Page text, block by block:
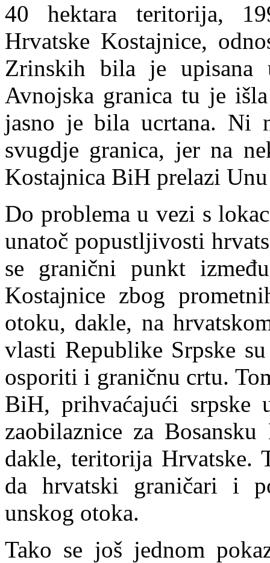
40 hektara teritorija,
Hrvatske Kostajnice,
Zrinskih bila je upisana
Avnojska granica tu je
jasno je bila ucrtana. Ni
svugdje granica, jer na
Kostajnica BiH prelazi
Do problema u vezi s
unatoč popustljivosti
se granični punkt
Kostajnice zbog
otoku, dakle, na
vlasti Republike Srpske
osporiti i graničnu crtu.
BiH, prihvaćajući
zaobilaznice za
dakle, teritorija Hrvatske.
da hrvatski graničari i p
unskog otoka.
Tako se još jednom